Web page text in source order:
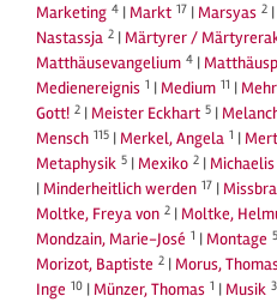
Marketing 4 | Markt 17 | Marsyas 2 |
Nastassja 2 | Märtyrer /
Matthäusevangelium 4 |
Medienereignis 1 | Medium 11 |
Gott! 2 | Meister Eckhart 5 |
Mensch 115 | Merkel, Angela 1 |
Metaphysik 5 | Mexiko 2 | Michaelis
| Minderheitlich werden 17 |
Moltke, Freya von 2 | Moltke,
Mondzain, Marie-José 1 | Montage 5
Morizot, Baptiste 2 | Morus,
Inge 10 | Münzer, Thomas 1 | Musik